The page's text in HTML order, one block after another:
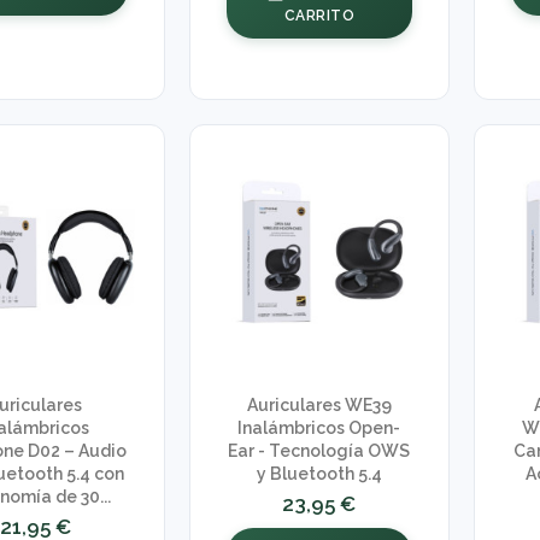
CARRITO
D02 – Audio
5.4 con
de 30...
21,95 €
Auriculares WE39
Inalámbricos Open-
Ear - Tecnología OWS
y Bluetooth 5.4
23,95 €